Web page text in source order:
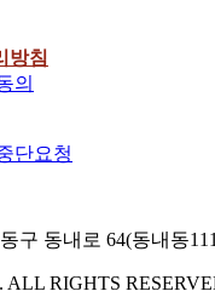
방침
의
단요청
구 동내로 64(동내동
ALL RIGHTS